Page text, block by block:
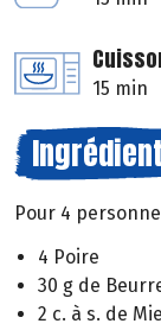
15 min
Pour 4
4 Poire
30 g de
2 c. à s. de